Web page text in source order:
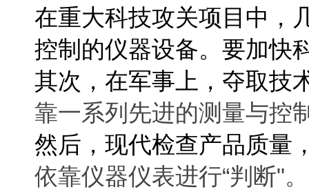
在重大科技攻关项目中，
控制的仪器设备。要加快
其次，在军事上，夺取技
靠一系列先进的测量与控
然后，现代检查产品质量
依靠仪器仪表进行“判断"。